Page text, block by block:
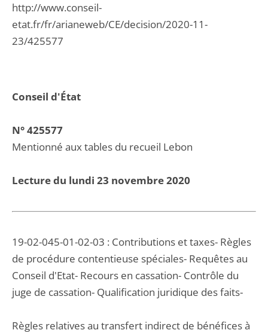
Conseil d'État
N° 425577
Mentionné aux tables du recueil Lebon
Lecture du lundi 23 novembre 2020
19-02-045-01-02-03 : Contributions et taxes- Règles
de procédure contentieuse spéciales- Requêtes au
Conseil d'Etat- Recours en cassation- Contrôle du
juge de cassation- Qualification juridique des faits-
Règles relatives au transfert indirect de bénéfices à
http://www.conseil-
etat.fr/fr/arianeweb/CE/decision/2020-11-
23/425577